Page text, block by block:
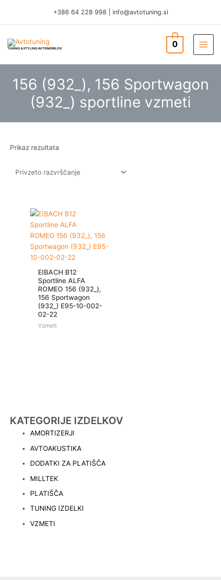
content
+386 64 228 998 info@avtotuning.si
TUNING & STYLING AVTOMOBILOV 0
156 (932_), 156 Sportwagon
(932_) sportline vzmeti
KATEGORIJE IZDELKOV
AMORTIZERJI
AVTOAKUSTIKA
DODATKI ZA PLATIŠČA
MILLTEK
PLATIŠČA
TUNING IZDELKI
VZMETI
Prikaz rezultata
EIBACH B12
Sportline ALFA
ROMEO 156 (932_),
156 Sportwagon
(932_) E95-10-002-
02-22
Vzmeti